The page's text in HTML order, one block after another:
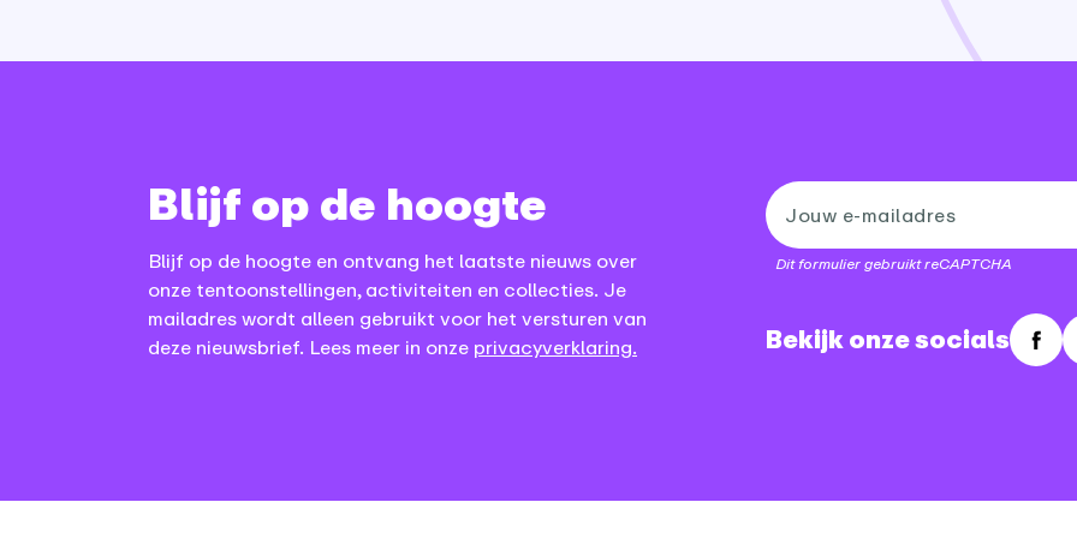
Blijf op de hoogte
Blijf op de hoogte en ontvang het laatste nieuws over
onze tentoonstellingen, activiteiten en collecties. Je
mailadres wordt alleen gebruikt voor het versturen van
deze nieuwsbrief. Lees meer in onze privacyverklaring.
Dit formulier gebruikt reCAPTCHA
Bekijk onze socials